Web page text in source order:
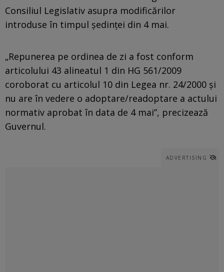
Consiliul Legislativ asupra modificărilor
introduse în timpul ședinței din 4 mai.
„Repunerea pe ordinea de zi a fost conform
articolului 43 alineatul 1 din HG 561/2009
coroborat cu articolul 10 din Legea nr. 24/2000 și
nu are în vedere o adoptare/readoptare a actului
normativ aprobat în data de 4 mai”, precizează
Guvernul.
ADVERTISING